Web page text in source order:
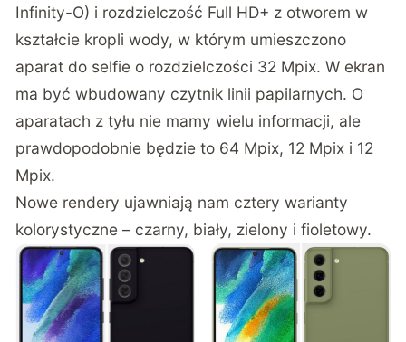
Infinity-O) i rozdzielczość Full HD+ z otworem w
kształcie kropli wody, w którym umieszczono
aparat do selfie o rozdzielczości 32 Mpix. W ekran
ma być wbudowany czytnik linii papilarnych. O
aparatach z tyłu nie mamy wielu informacji, ale
prawdopodobnie będzie to 64 Mpix, 12 Mpix i 12
Mpix.
Nowe rendery ujawniają nam cztery warianty
kolorystyczne – czarny, biały, zielony i fioletowy.